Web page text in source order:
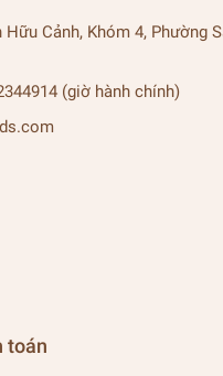
Hữu Cảnh, Khóm 4, Phường
(giờ hành chính)
toán